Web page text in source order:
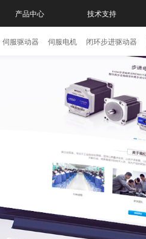
产品中心 技术支持
伺服驱动器 伺服电机 闭环步进驱动器